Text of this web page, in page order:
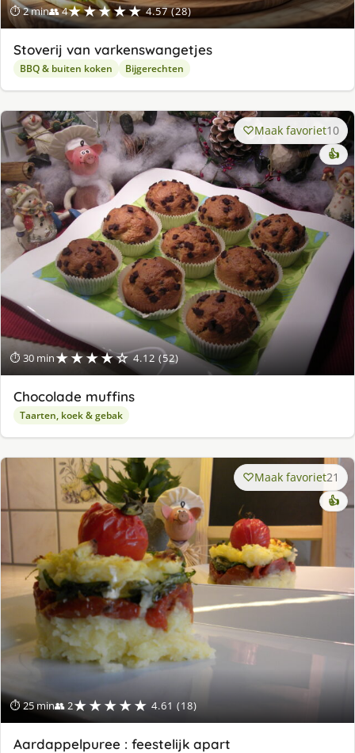
⏱ 2 min👥 4★★★★★ 4.57 (28)
Stoverij van varkenswangetjes
BBQ & buiten koken Bijgerechten
⏱ 30 min★★★★☆ 4.12 (52)
Maak favoriet10
👍
Chocolade muffins
Taarten, koek & gebak
⏱ 25 min👥 2★★★★★ 4.61 (18)
Maak favoriet21
👍
Aardappelpuree : feestelijk apart